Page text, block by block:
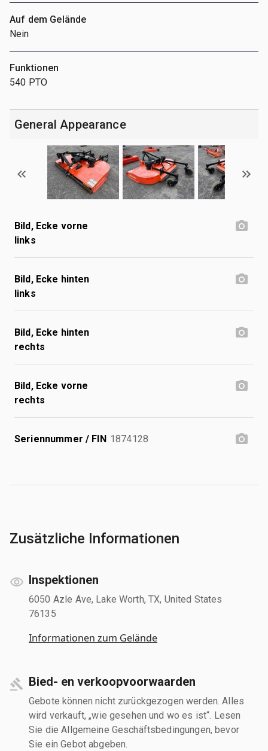
Auf dem Gelände
Nein
Funktionen
540 PTO
General Appearance
Bild, Ecke vorne
links
Bild, Ecke hinten
links
Bild, Ecke hinten
rechts
Bild, Ecke vorne
rechts
Seriennummer / FIN 1874128
Zusätzliche Informationen
Inspektionen
6050 Azle Ave, Lake Worth, TX, United States
76135
Informationen zum Gelände
Bied- en verkoopvoorwaarden
Gebote können nicht zurückgezogen werden. Alles
wird verkauft, „wie gesehen und wo es ist“. Lesen
Sie die Allgemeine Geschäftsbedingungen, bevor
Sie ein Gebot abgeben.